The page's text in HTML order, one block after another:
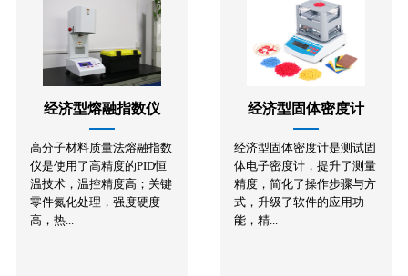
经济型熔融指数仪
高分子材料质量法熔融指数
仪是使用了高精度的PID恒
温技术，温控精度高；关键
零件氮化处理，强度硬度
高，热...
经济型固体密度计
经济型固体密度计是测试固
体电子密度计，提升了测量
精度，简化了操作步骤与方
式，升级了软件的应用功
能，精...